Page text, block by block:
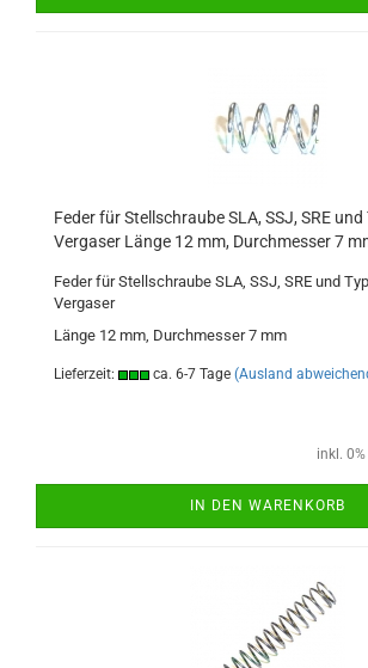
Feder für Stellschraube SLA, SSJ, SRE
Vergaser Länge 12 mm, Durchmesser 7
Feder für Stellschraube SLA, SSJ, SRE und
Vergaser
Länge 12 mm, Durchmesser 7 mm
Lieferzeit: ca. 6-7 Tage (Ausland
inkl.
IN DEN WARENKORB